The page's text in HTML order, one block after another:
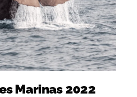
Marinas 2022